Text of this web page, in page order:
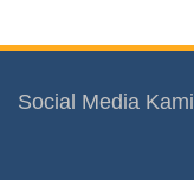
Social Media Kami